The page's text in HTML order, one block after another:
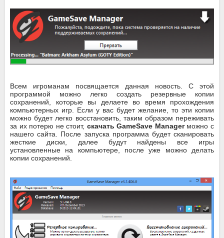
Всем игроманам посвящается данная новость. С этой
программой можно легко создать резервные копии
сохранений, которые вы делаете во время прохождения
компьютерных игр. Если у вас будет желание, то эти копии
можно будет легко восстановить, таким образом переживать
за их потерю не стоит, скачать GameSave Managerможно с
нашего сайта. После запуска программа будет сканировать
жесткие диски, далее будут найдены все игры
установленные на компьютере, после уже можно делать
копии сохранений.